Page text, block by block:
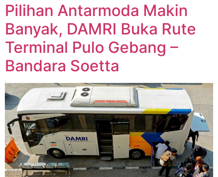
Pilihan Antarmoda Makin
Banyak, DAMRI Buka Rute
Terminal Pulo Gebang –
Bandara Soetta